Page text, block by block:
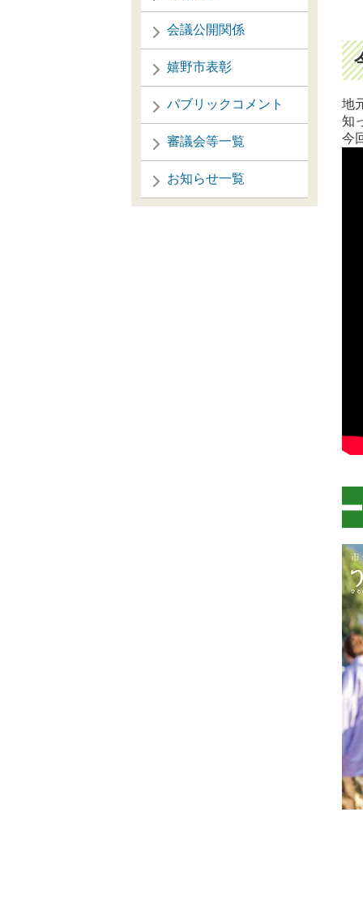
会議公開関係
嬉野市表彰
パブリックコメント
審議会等一覧
お知らせ一覧
地
知
今